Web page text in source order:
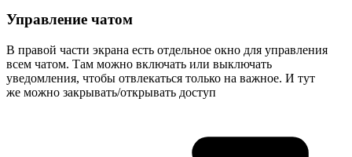
Управление чатом
В правой части экрана есть отдельное окно для управления
всем чатом. Там можно включать или выключать
уведомления, чтобы отвлекаться только на важное. И тут
же можно закрывать/открывать доступ